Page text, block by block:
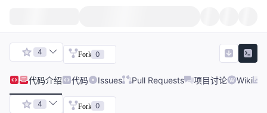
4 Fork 0
代码介绍 代码 Issues Pull Requests 项目讨论 Wiki
4 Fork 0